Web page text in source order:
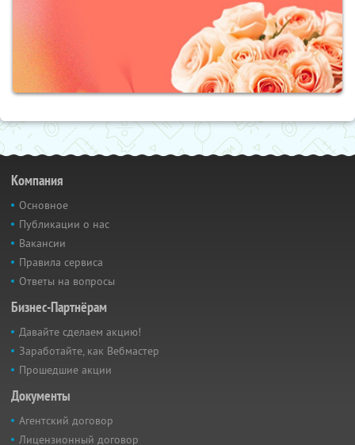
Компания
Основное
Публикации о нас
Вакансии
Правила сервиса
Ответы на вопросы
Бизнес-Партнёрам
Давайте сделаем акцию!
Заработайте, как Вебмастер
Прошедшие акции
Документы
Агентский договор
Лицензионный договор